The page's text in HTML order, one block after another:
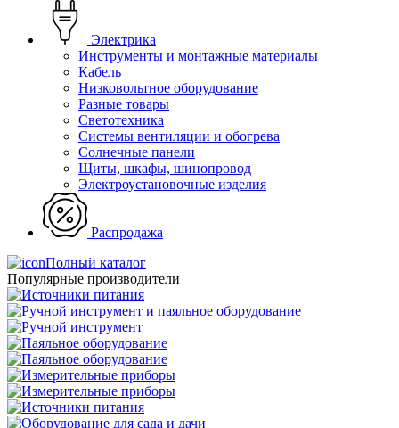
Электрика
Инструменты и монтажные материалы
Кабель
Низковольтное оборудование
Разные товары
Светотехника
Системы вентиляции и обогрева
Солнечные панели
Щиты, шкафы, шинопровод
Электроустановочные изделия
Распродажа
Полный каталог
Популярные производители